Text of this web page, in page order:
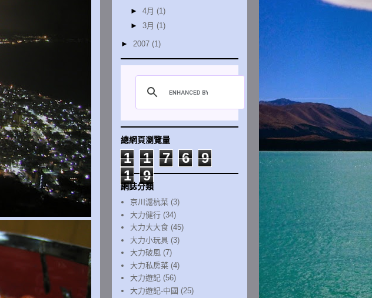
► 4月 (1)
► 3月 (1)
► 2007 (1)
總網頁瀏覽量
1 1 7 6
9
1
9
網誌分類
京川滬杭菜 (3)
大力健行 (34)
大力大大食 (45)
大力小玩具 (3)
大力破風 (7)
大力私房菜 (4)
大力遊記 (56)
大力遊記-中國 (25)